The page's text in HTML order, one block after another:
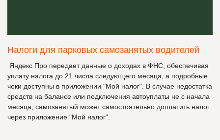
Налоги для парковых самозанятых водителей
Яндекс Про передает данные о доходах в ФНС, обеспечивая
уплату налога до 21 числа следующего месяца, а подробные
чеки доступны в приложении "Мой налог". В случае недостатка
средств на балансе или подключения автоуплаты не с начала
месяца, самозанятый может самостоятельно доплатить налог
через приложение "Мой налог".